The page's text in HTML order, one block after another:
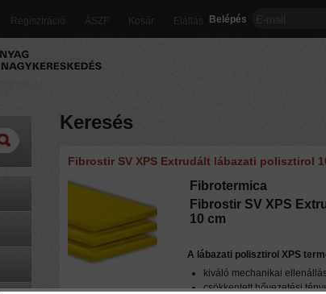
Regisztráció ÁSZF Kosár Elállás Belépés
Keresés
Fibrostir SV XPS Extrudált lábazati polisztirol
Fibrotermica
Fibrostir SV XPS
10 cm
A lábazati polisztirol XPS
kiváló mechanikai
csökkentett hővezetési